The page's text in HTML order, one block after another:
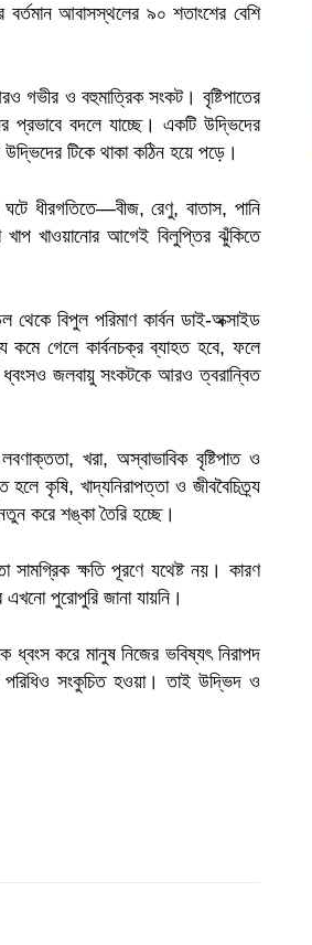
বর্তমান আবাসস্থলের ৯০ শতাংশের বেশি
গভীর ও বহুমাত্রিক সংকট। বৃষ্টিপাতের
প্রভাবে বদলে যাচ্ছে। একটি উদ্ভিদের
টিকে থাকা কঠিন হয়ে পড়ে।
ধীরগতিতে—বীজ, রেণু, বাতাস, পানি
খাওয়ানোর আগেই বিলুপ্তির ঝুঁকিতে
বিপুল পরিমাণ কার্বন ডাই-অক্সাইড
কমে গেলে কার্বনচক্র ব্যাহত হবে, ফলে
ধ্বংসও জলবায়ু সংকটকে আরও ত্বরান্বিত
খরা, অস্বাভাবিক বৃষ্টিপাত ও
কৃষি, খাদ্যনিরাপত্তা ও জীববৈচিত্র্য
করে শঙ্কা তৈরি হচ্ছে।
সামগ্রিক ক্ষতি পূরণে যথেষ্ট নয়। কারণ
পুরোপুরি জানা যায়নি।
করে মানুষ নিজের ভবিষ্যৎ নিরাপদ
পরিধিও সংকুচিত হওয়া। তাই উদ্ভিদ ও